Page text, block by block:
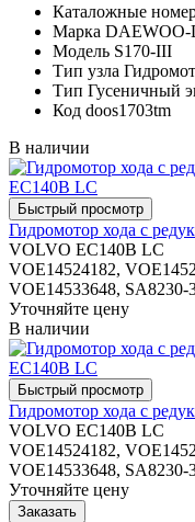
Каталожные
Марка DAEWOO-
Модель S170-III
Тип узла
Тип Гусеничный
Код doos1703tm
В наличии
Гидромотор хода с
VOLVO EC140B LC
VOE14524182,
VOE14533648, SA8230-
Уточняйте цену
В наличии
Гидромотор хода с
VOLVO EC140B LC
VOE14524182,
VOE14533648, SA8230-
Уточняйте цену